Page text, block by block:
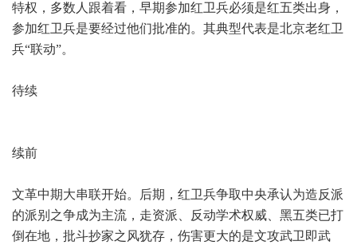
特权，多数人跟着看，早期参加红卫兵必须是红五类出身，
参加红卫兵是要经过他们批准的。其典型代表是北京老红卫
兵“联动”。
待续
续前
文革中期大串联开始。后期，红卫兵争取中央承认为造反派
的派别之争成为主流，走资派、反动学术权威、黑五类已打
倒在地，批斗抄家之风犹存，伤害更大的是文攻武卫即武